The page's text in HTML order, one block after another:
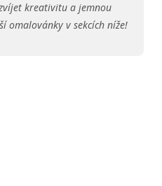
kreativitu a jemnou
omalovánky v sekcích níže!